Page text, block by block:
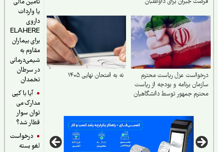
تأمین مالی
یا واردات
داروی
ELAHERE
برای بیماران
مقاوم به
شیمی‌درمانی
در سرطان
تخمدان
آیا با کپی
مدارک می
توان سوار
قطار شد؟
درخواست
لغو بسته
عزل ریاست محترم
برنامه و بودجه از ریاست
جمهور توسط دانشگاهیان
نه به امتحان نهایی ۱۴۰۵